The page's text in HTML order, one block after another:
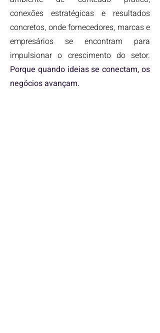
conexões estratégicas e resultados
concretos, onde fornecedores, marcas e
empresários se encontram para
impulsionar o crescimento do setor.
Porque quando ideias se conectam, os
negócios avançam.